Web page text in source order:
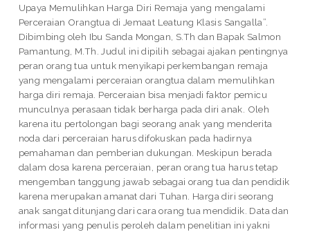
Upaya Memulihkan Harga Diri Remaja yang mengalami
Perceraian Orangtua di Jemaat Leatung Klasis Sangalla”.
Dibimbing oleh Ibu Sanda Mongan, S.Th dan Bapak Salmon
Pamantung, M.Th. Judul ini dipilih sebagai ajakan pentingnya
peran orang tua untuk menyikapi perkembangan remaja
yang mengalami perceraian orangtua dalam memulihkan
harga diri remaja. Perceraian bisa menjadi faktor pemicu
munculnya perasaan tidak berharga pada diri anak. Oleh
karena itu pertolongan bagi seorang anak yang menderita
noda dari perceraian harus difokuskan pada hadirnya
pemahaman dan pemberian dukungan. Meskipun berada
dalam dosa karena perceraian, peran orang tua harus tetap
mengemban tanggung jawab sebagai orang tua dan pendidik
karena merupakan amanat dari Tuhan. Harga diri seorang
anak sangat ditunjang dari cara orang tua mendidik. Data dan
informasi yang penulis peroleh dalam penelitian ini yakni